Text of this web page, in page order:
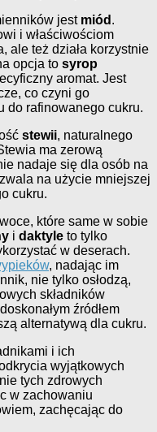
jest miód .
i właściwościom
ale też działa korzystnie
opcja to syrop
aromat. Jest
co czyni go
do rafinowanego cukru.
stewii, naturalnego
ma zerową
nadaje się dla osób na
na użycie mniejszej
cukru.
które same w sobie
i daktyle to tylko
w deserach.
, nadając im
nie tylko osłodzą,
składników
źródłem
alternatywą dla cukru.
i ich
wyjątkowych
tych zdrowych
w zachowaniu
zachęcając do